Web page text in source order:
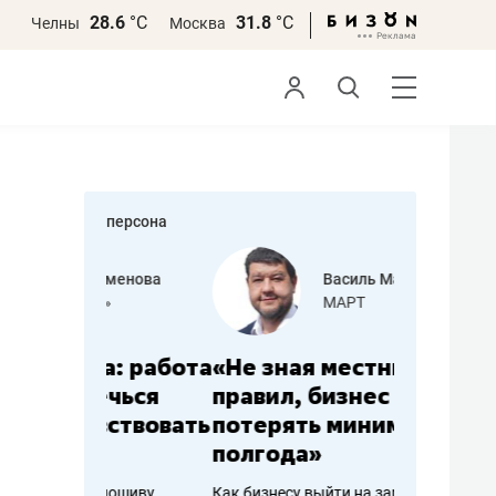
Челны 28.6 °С Москва 31.8 °С
персона
работа
Василь Мазитов
МАРТ
«Не зная местных
правил, бизнес может
потерять минимум
полгода»